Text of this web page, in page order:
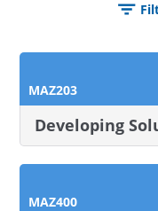
MAZ203
Developing
MAZ400